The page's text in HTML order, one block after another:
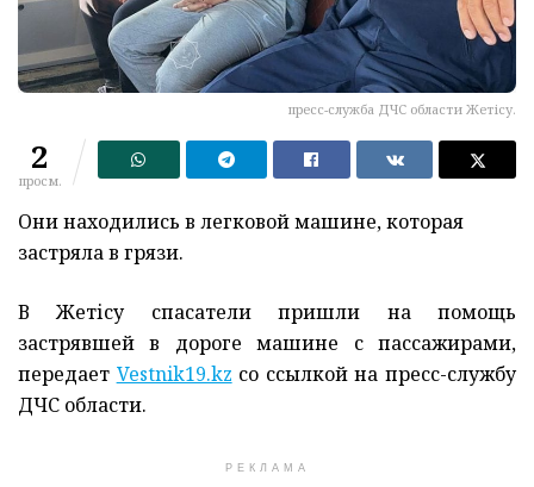
пресс-служба ДЧС области Жетісу.
2
просм.
Они находились в легковой машине, которая
застряла в грязи.
В Жетісу спасатели пришли на помощь
застрявшей в дороге машине с пассажирами,
передает Vestnik19.kz со ссылкой на пресс-службу
ДЧС области.
РЕКЛАМА